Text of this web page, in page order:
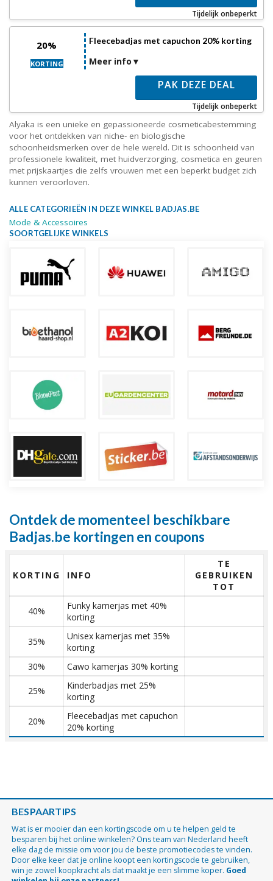
Tijdelijk onbeperkt
20%
KORTING
Fleecebadjas met capuchon 20% korting
Meer info
PAK DEZE DEAL
Tijdelijk onbeperkt
Alyaka is een unieke en gepassioneerde cosmeticabestemming
voor het ontdekken van niche- en biologische
schoonheidsmerken over de hele wereld. Dit is schoonheid van
professionele kwaliteit, met huidverzorging, cosmetica en geuren
met prijskaartjes die zelfs vrouwen met een beperkt budget zich
kunnen veroorloven.
ALLE CATEGORIEËN IN DEZE WINKEL BADJAS.BE
Mode & Accessoires
SOORTGELIJKE WINKELS
Ontdek de momenteel beschikbare
Badjas.be kortingen en coupons
KORTING INFO
TE
GEBRUIKEN
TOT
40%
Funky kamerjas met 40%
korting
35%
Unisex kamerjas met 35%
korting
30%
Cawo kamerjas 30% korting
25%
Kinderbadjas met 25%
korting
20%
Fleecebadjas met capuchon
20% korting
BESPAARTIPS
Wat is er mooier dan een kortingscode om u te helpen geld te
besparen bij het online winkelen? Ons team van Nederland heeft
elke dag de missie om voor jou de beste promotiecodes te vinden.
Door elke keer dat je online koopt een kortingscode te gebruiken,
win je zowel koopkracht als dat maakt je een slimme koper. Goed